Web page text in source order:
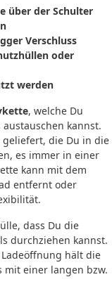
über der Schulter
Verschluss
oder
werden
, welche Du
kannst.
die Du in die
es immer in einer
kann mit dem
entfernt oder
dass Du die
durchziehen kannst.
hält die
mit einer langen bzw.